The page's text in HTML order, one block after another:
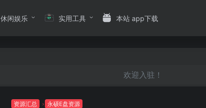
休闲娱乐 实用工具 本站 app下载
欢迎入驻！
资源汇总 永硕E盘资源